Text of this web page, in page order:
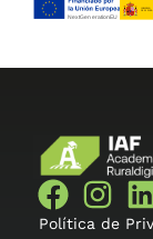
Política de